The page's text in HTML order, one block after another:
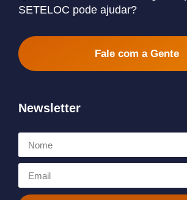
SETELOC pode ajudar?
Fale com a Gente
Newsletter